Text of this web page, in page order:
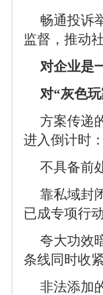
畅通投诉
监督，推动
对企业是
对“灰色
方案传递
进入倒计时：
不具备前
靠私域封
已成专项行
夸大功效
条线同时收
非法添加